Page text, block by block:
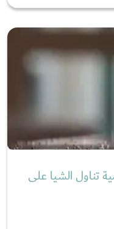
وجفاف المفصل مع